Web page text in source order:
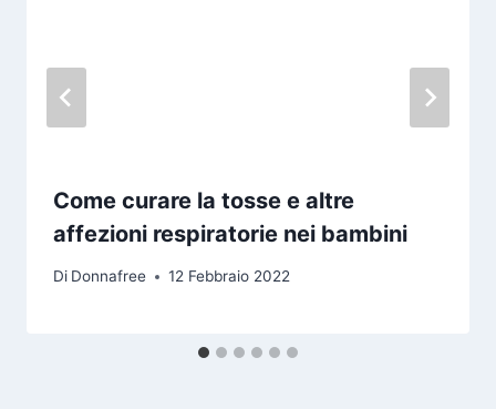
Come curare la tosse e altre
affezioni respiratorie nei bambini
Di Donnafree 12 Febbraio 2022